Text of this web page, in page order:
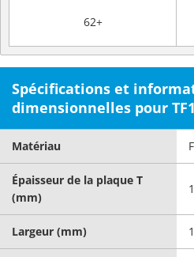
62+
Spécifications et
dimensionnelles pour
Matériau
Épaisseur de la plaque T
(mm)
Largeur (mm)